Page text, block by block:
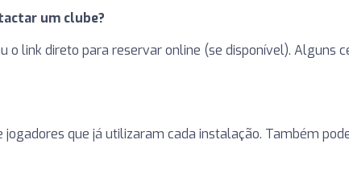
um clube?
o link direto para reservar online (se disponível). Alguns
que já utilizaram cada instalação. Também